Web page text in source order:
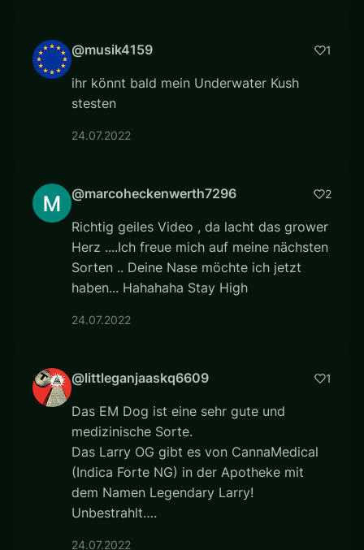
@musik4159 1
ihr könnt bald mein Underwater Kush
stesten
24.07.2022
@marcoheckenwerth7296 2
Richtig geiles Video , da lacht das grower
Herz ....Ich freue mich auf meine nächsten
Sorten .. Deine Nase möchte ich jetzt
haben... Hahahaha Stay High
24.07.2022
@littleganjaaskq6609 1
Das EM Dog ist eine sehr gute und
medizinische Sorte.
Das Larry OG gibt es von CannaMedical
(Indica Forte NG) in der Apotheke mit
dem Namen Legendary Larry!
Unbestrahlt….
24.07.2022